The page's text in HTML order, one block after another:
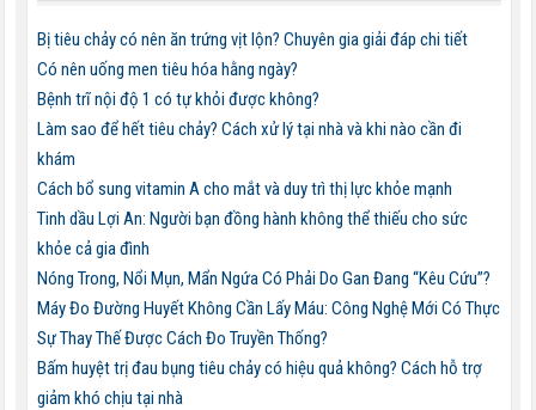
Bị tiêu chảy có nên ăn trứng vịt lộn? Chuyên gia giải đáp chi tiết
Có nên uống men tiêu hóa hằng ngày?
Bệnh trĩ nội độ 1 có tự khỏi được không?
Làm sao để hết tiêu chảy? Cách xử lý tại nhà và khi nào cần đi
khám
Cách bổ sung vitamin A cho mắt và duy trì thị lực khỏe mạnh
Tinh dầu Lợi An: Người bạn đồng hành không thể thiếu cho sức
khỏe cả gia đình
Nóng Trong, Nổi Mụn, Mẩn Ngứa Có Phải Do Gan Đang “Kêu Cứu”?
Máy Đo Đường Huyết Không Cần Lấy Máu: Công Nghệ Mới Có Thực
Sự Thay Thế Được Cách Đo Truyền Thống?
Bấm huyệt trị đau bụng tiêu chảy có hiệu quả không? Cách hỗ trợ
giảm khó chịu tại nhà